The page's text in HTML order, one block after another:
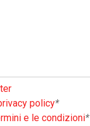
policy*
e le condizioni*